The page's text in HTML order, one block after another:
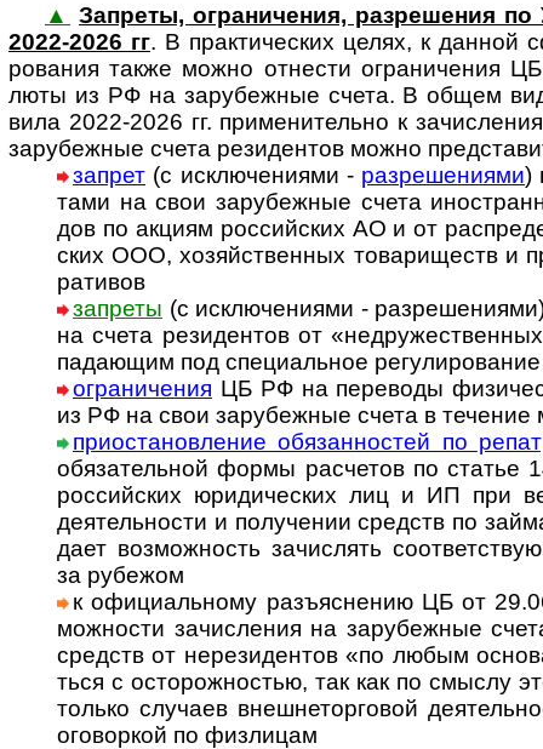
▲
Запреты, ограничения, разрешения
2022-2026 гг. В пра­к­ти­чес­ких целях, к дан­ной
ро­ва­ния также можно отне­сти огра­ни­че­ния
люты из РФ на зару­беж­ные счета. В общем
вила 2022-2026 гг. при­ме­ни­те­льно к
зару­беж­ные счета рези­ден­тов можно
запрет (с исключениями - разрешениями)
тами на свои зару­беж­ные счета
дов по акциям рос­сий­ских АО и от
ских ООО, хозяй­ст­вен­ных това­ри­ществ и
ра­тивов
запреты (с исключениями -
на счета рези­ден­тов от
па­даю­щим под спе­ци­аль­ное
ограничения ЦБ РФ на пере­воды
из РФ на свои зару­беж­ные счета в тече­ние
приостановление обязанностей по
обя­за­тель­ной формы рас­че­тов по
рос­сий­ских юри­ди­чес­ких лиц и ИП при
дея­тель­но­сти и полу­че­нии средств по
дает воз­мож­ность зачи­с­лять
за рубежом
к официальному разъяснению ЦБ от
мож­но­сти зачис­ле­ния на зару­беж­ные
средств от нере­зи­ден­тов «по любым
ться с осто­рож­но­стью, так как по смыслу
только слу­чаев вне­ш­не­тор­го­вой
ого­вор­кой по физ­лицам